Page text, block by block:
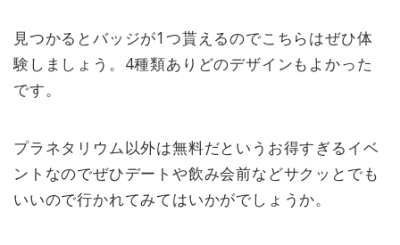
見つかるとバッジが1つ貰えるのでこちらはぜひ体
験しましょう。4種類ありどのデザインもよかった
です。
プラネタリウム以外は無料だというお得すぎるイベ
ントなのでぜひデートや飲み会前などサクッとでも
いいので行かれてみてはいかがでしょうか。